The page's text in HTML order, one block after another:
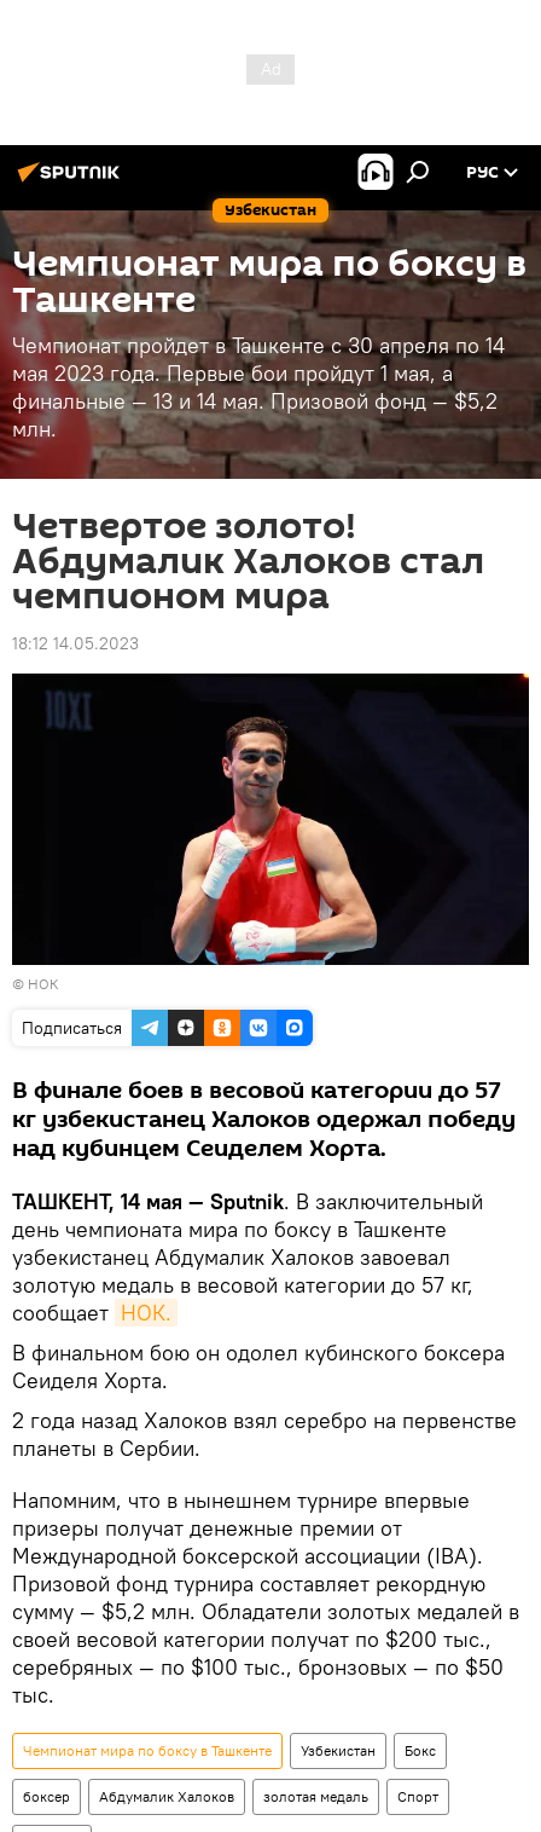
Узбекистан
РУС
Чемпионат мира по боксу в
Ташкенте
Чемпионат пройдет в Ташкенте с 30 апреля по 14
мая 2023 года. Первые бои пройдут 1 мая, а
финальные — 13 и 14 мая. Призовой фонд — $5,2
млн.
Четвертое золото!
Абдумалик Халоков стал
чемпионом мира
18:12 14.05.2023
© НОК
Подписаться
В финале боев в весовой категории до 57
кг узбекистанец Халоков одержал победу
над кубинцем Сеиделем Хорта.
ТАШКЕНТ, 14 мая — Sputnik. В заключительный
день чемпионата мира по боксу в Ташкенте
узбекистанец Абдумалик Халоков завоевал
золотую медаль в весовой категории до 57 кг,
сообщает НОК.
В финальном бою он одолел кубинского боксера
Сеиделя Хорта.
2 года назад Халоков взял серебро на первенстве
планеты в Сербии.
Напомним, что в нынешнем турнире впервые
призеры получат денежные премии от
Международной боксерской ассоциации (IBA).
Призовой фонд турнира составляет рекордную
сумму — $5,2 млн. Обладатели золотых медалей в
своей весовой категории получат по $200 тыс.,
серебряных — по $100 тыс., бронзовых — по $50
тыс.
Чемпионат мира по боксу в Ташкенте Узбекистан Бокс
боксер Абдумалик Халоков золотая медаль Спорт